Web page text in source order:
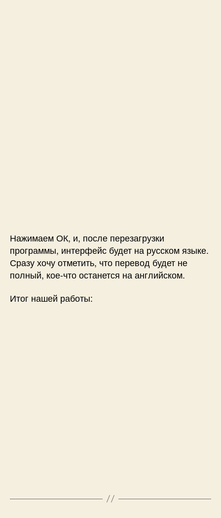
Нажимаем ОК, и, после перезагрузки
программы, интерфейс будет на русском языке.
Сразу хочу отметить, что перевод будет не
полный, кое-что останется на английском.
Итог нашей работы: